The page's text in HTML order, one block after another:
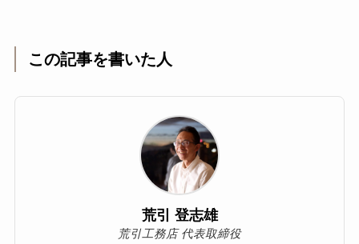
この記事を書いた人
荒引 登志雄
荒引工務店 代表取締役